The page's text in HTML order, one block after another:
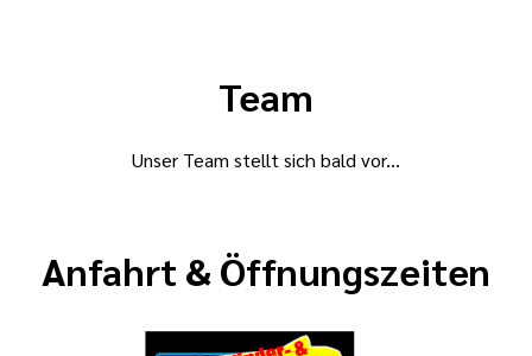
Team
Unser Team stellt sich bald vor...
Anfahrt & Öffnungszeiten